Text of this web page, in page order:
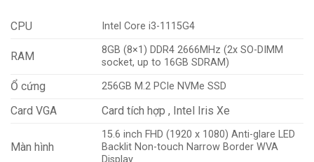
CPU Intel Core i3-1115G4
RAM
8GB (8×1) DDR4 2666MHz (2x SO-DIMM
socket, up to 16GB SDRAM)
Ổ cứng 256GB M.2 PCIe NVMe SSD
Card VGA Card tích hợp , Intel Iris Xe
Màn hình
15.6 inch FHD (1920 x 1080) Anti-glare LED
Backlit Non-touch Narrow Border WVA
Display